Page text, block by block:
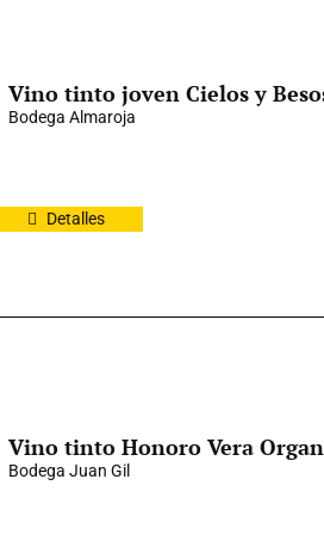
Vino tinto joven Cielos y
Bodega Almaroja
Detalles
Vino tinto Honoro Vera
Bodega Juan Gil